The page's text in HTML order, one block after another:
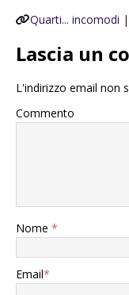
Quarti... incomodi
Lascia un
L'indirizzo email non
Commento
Nome *
Email*